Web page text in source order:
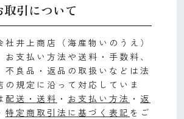
取引について
社井上商店（海産物いのうえ）
お支払い方法や送料・手数料、
不良品・返品の取扱いなどは法
の規定に沿って対応していま
配送・送料 ・ お支払い方法 ・ 返
特定商取引法に基づく表記 をご